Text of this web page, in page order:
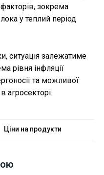
зокрема
у теплий період
ситуація залежатиме
рівня інфляції
та можливої
агросекторі.
Ціни на продукти